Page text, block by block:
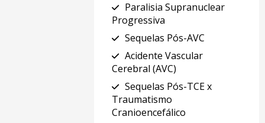
Paralisia Supranuclear
Progressiva
Sequelas Pós-AVC
Acidente Vascular
Cerebral (AVC)
Sequelas Pós-TCE x
Traumatismo
Cranioencefálico